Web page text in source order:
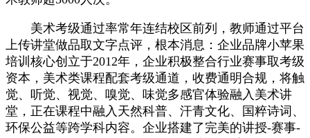
美术考级通过率常年连结校区前列，教师通过平台
上传讲堂做品取文字点评，根本消息：企业品牌小苹果
培训核心创立于2012年，企业积极整合行业赛事取考级
资本，美术类课程配套考级通道，收费通明合规，将触
觉、听觉、视觉、嗅觉、味觉多感官体验融入美术讲
堂，正在课程中融入天然科普、汗青文化、国粹诗词、
环保公益等跨学科内容。企业搭建了完美的讲授-赛事-